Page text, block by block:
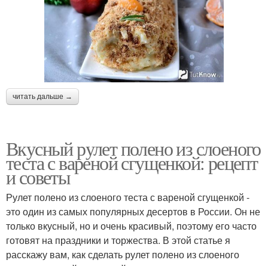
читать дальше →
Вкусный рулет полено из слоеного
теста с вареной сгущенкой: рецепт
и советы
Рулет полено из слоеного теста с вареной сгущенкой -
это один из самых популярных десертов в России. Он не
только вкусный, но и очень красивый, поэтому его часто
готовят на праздники и торжества. В этой статье я
расскажу вам, как сделать рулет полено из слоеного